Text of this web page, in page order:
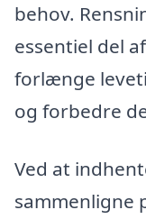
behov.
essentiel del
forlænge
og forbedre
Ved at
sammenligne